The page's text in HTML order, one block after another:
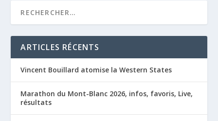
ARTICLES RÉCENTS
Vincent Bouillard atomise la Western States
Marathon du Mont-Blanc 2026, infos, favoris, Live,
résultats